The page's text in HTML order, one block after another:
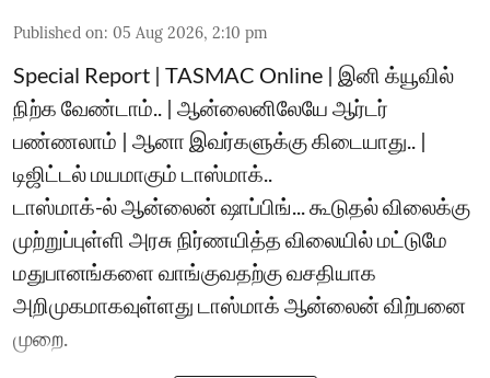
Published on: 05 Aug 2026, 2:10 pm
Special Report | TASMAC Online | இனி க்யூவில்
நிற்க வேண்டாம்.. | ஆன்லைனிலேயே ஆர்டர்
பண்ணலாம் | ஆனா இவர்களுக்கு கிடையாது.. |
டிஜிட்டல் மயமாகும் டாஸ்மாக்..
டாஸ்மாக்-ல் ஆன்லைன் ஷாப்பிங்... கூடுதல் விலைக்கு
முற்றுப்புள்ளி அரசு நிர்ணயித்த விலையில் மட்டுமே
மதுபானங்களை வாங்குவதற்கு வசதியாக
அறிமுகமாகவுள்ளது டாஸ்மாக் ஆன்லைன் விற்பனை
முறை.